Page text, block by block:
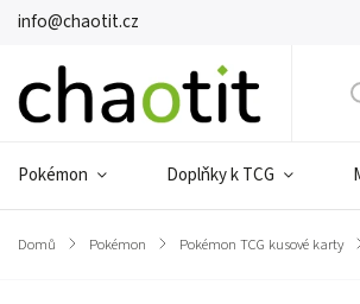
info@chaotit.cz
Pokémon Doplňky k TCG
Domů / Pokémon / Pokémon TCG kusové karty /